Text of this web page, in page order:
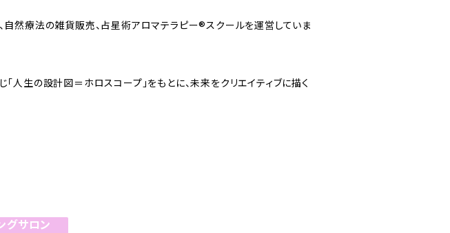
自然療法の雑貨販売、占星術アロマテラピー®スクールを運営していま
人生の設計図＝ホロスコープ」をもとに、未来をクリエイティブに描く
グサロン